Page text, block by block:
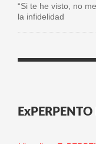
“Si te he visto, no
la infidelidad